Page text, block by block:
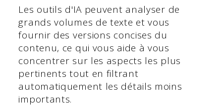
Les outils d'IA peuvent analyser de
grands volumes de texte et vous
fournir des versions concises du
contenu, ce qui vous aide à vous
concentrer sur les aspects les plus
pertinents tout en filtrant
automatiquement les détails moins
importants.